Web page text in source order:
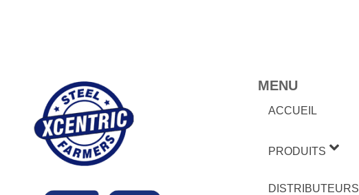
MENU
ACCUEIL
PRODUITS
DISTRIBUTEURS